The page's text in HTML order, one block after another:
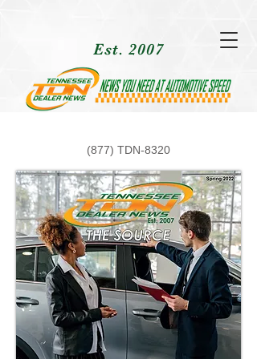
(877) TDN-8320
Est. 2007